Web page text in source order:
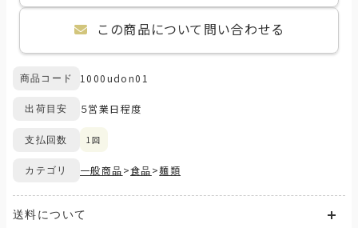
この商品について問い合わせる
商品コード 1000udon01
出荷目安 ５営業日程度
支払回数 1回
カテゴリ 一般商品>食品>麺類
送料について